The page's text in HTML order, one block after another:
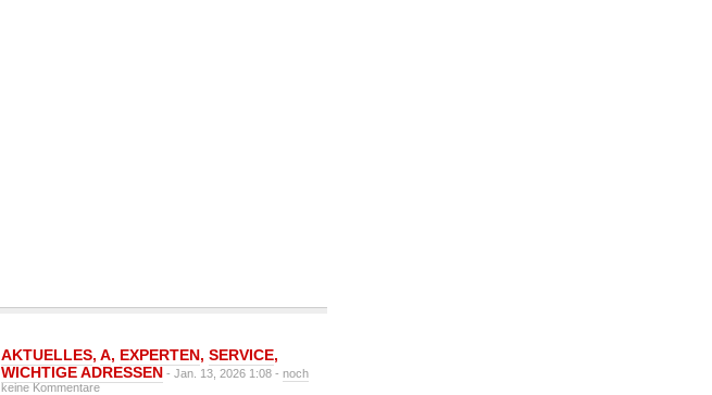
AKTUELLES, A, EXPERTEN, SERVICE,
WICHTIGE ADRESSEN - Jan. 13, 2026 1:08 - noch
keine Kommentare